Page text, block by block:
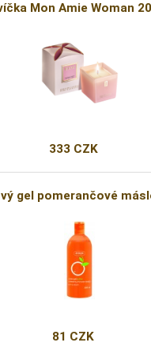
Mon Amie Woman
333 CZK
gel pomerančové
81 CZK